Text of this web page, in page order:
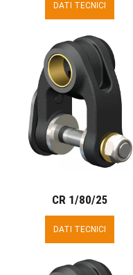
DATI TECNICI
CR 1/80/25
DATI TECNICI